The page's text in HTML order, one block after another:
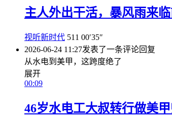
主人外出干活，暴风雨来
视听新时代 511 00′35″
2026-06-24 11:27发表了一条评论回复
从水电到美甲，这跨度绝了
展开
00:09
46岁水电工大叔转行做美